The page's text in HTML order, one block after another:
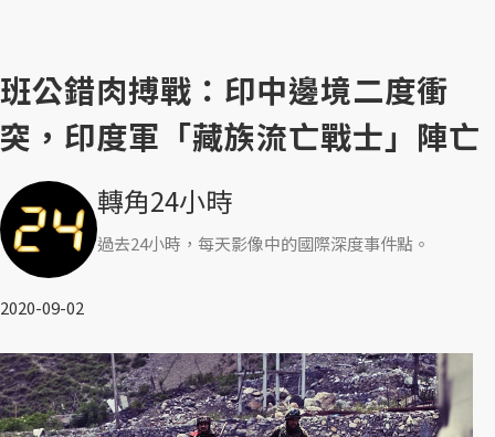
班公錯肉搏戰：印中邊境二度衝
突，印度軍「藏族流亡戰士」陣亡
轉角24小時
過去24小時，每天影像中的國際深度事件點。
2020-09-02